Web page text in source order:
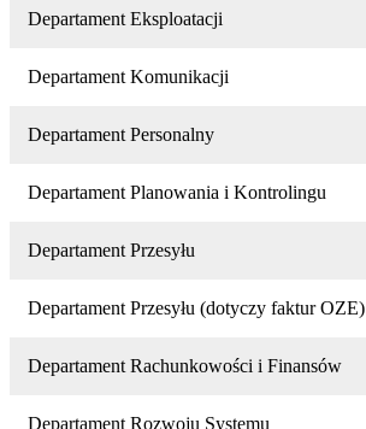
Departament Eksploatacji
Departament Komunikacji
Departament Personalny
Departament Planowania i Kontrolingu
Departament Przesyłu
Departament Przesyłu (dotyczy faktur OZE)
Departament Rachunkowości i Finansów
Departament Rozwoju Systemu